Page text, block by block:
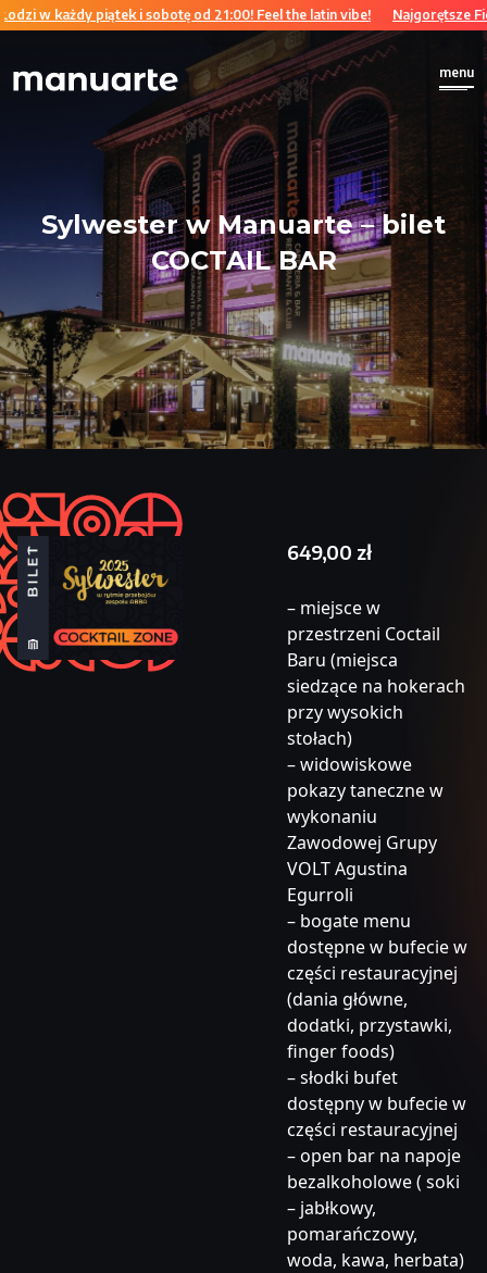
w każdy piątek i sobotę od 21:00! Feel the latin vibe! Najgorętsze
menu
Sylwester w Manuarte – bilet
COCTAIL BAR
649,00 zł
– miejsce w
przestrzeni Coctail
Baru (miejsca
siedzące na hokerach
przy wysokich
stołach)
– widowiskowe
pokazy taneczne w
wykonaniu
Zawodowej Grupy
VOLT Agustina
Egurroli
– bogate menu
dostępne w bufecie w
części restauracyjnej
(dania główne,
dodatki, przystawki,
finger foods)
– słodki bufet
dostępny w bufecie w
części restauracyjnej
– open bar na napoje
bezalkoholowe ( soki
– jabłkowy,
pomarańczowy,
woda, kawa, herbata)